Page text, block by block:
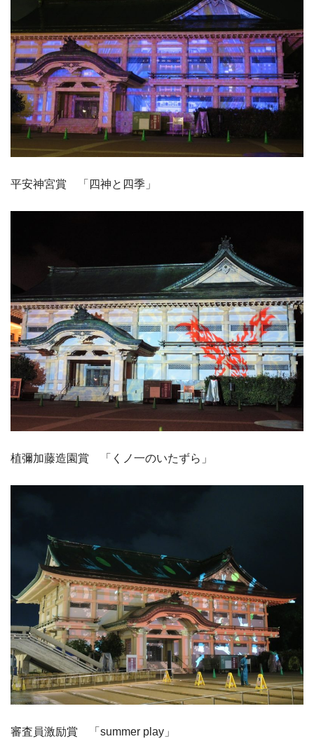
平安神宮賞 「四神と四季」
植彌加藤造園賞 「くノ一のいたずら」
審査員激励賞 「summer play」